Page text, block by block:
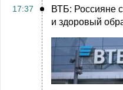
17:37
ВТБ: Россияне
и здоровый